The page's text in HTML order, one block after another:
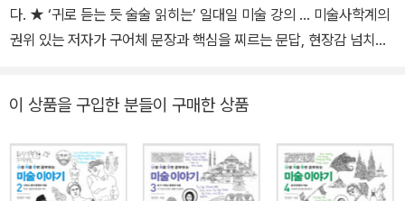
양한 학문의 경계를 넘나들며 ‘인문학의 꽃’ 미술사를 풀어내 여러 곳
에서 강의 요청이 끊이지 않는다. 지은 책으로는 『난생 처음 한번 공
술』, 『그림값의 비밀』, 『벌거벗은 미술관』이 있고, 번역한 책으로는
『신미술사학』, 『조토에서 세잔까지: 서양회화사』, 『그리스 미술』이
있다.
다. ★ ‘귀로 듣는 듯 술술 읽히는’ 일대일 미술 강의 … 미술사학계의
권위 있는 저자가 구어체 문장과 핵심을 찌르는 문답, 현장감 넘치는
과 미술 … 원시 동굴벽화부터 영생불멸의 비밀을 간직한 이집트 미
술, 최초의 도시를 발명한 메소포타미아 미술까지 고대 인류의 삶을
통해 미술하는 인간이 어떻게 지구의 지배자가 되었는지 파헤친다.
미술 얘기만 나오면 난처한 당신을 위한 비밀 과외, 『난생 처음 한번
이 상품을 구입한 분들이 구매한 상품